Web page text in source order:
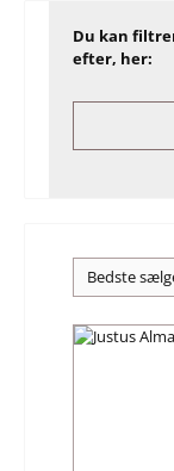
Du kan
efter, her: